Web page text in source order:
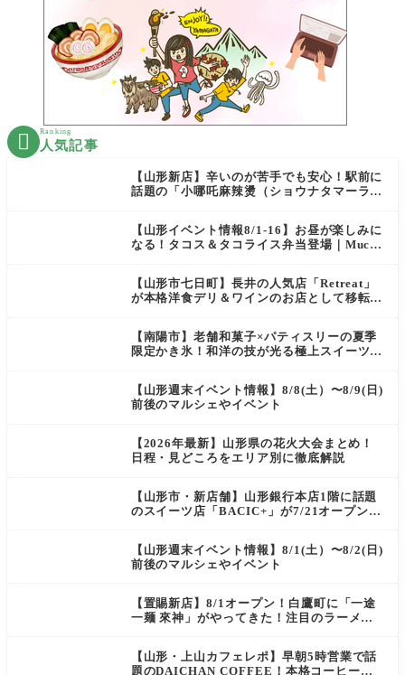
 Ranking
人気記事
【山形新店】辛いのが苦手でも安心！駅前に
話題の「小哪吒麻辣燙（ショウナタマーラー
【山形イベント情報8/1-16】お昼が楽しみに
なる！タコス＆タコライス弁当登場｜Mucha
【山形市七日町】長井の人気店「Retreat」
が本格洋食デリ＆ワインのお店として移転オ
【南陽市】老舗和菓子×パティスリーの夏季
限定かき氷！和洋の技が光る極上スイーツ｜
【山形週末イベント情報】8/8(土）〜8/9(日)
前後のマルシェやイベント
【2026年最新】山形県の花火大会まとめ！
日程・見どころをエリア別に徹底解説
【山形市・新店舗】山形銀行本店1階に話題
のスイーツ店「BACIC+」が7/21オープン！
【山形週末イベント情報】8/1(土）〜8/2(日)
前後のマルシェやイベント
【置賜新店】8/1オープン！白鷹町に「一途
一麺 來神」がやってきた！注目のラーメン
【山形・上山カフェレポ】早朝5時営業で話
題のDAICHAN COFFEE！本格コーヒーを